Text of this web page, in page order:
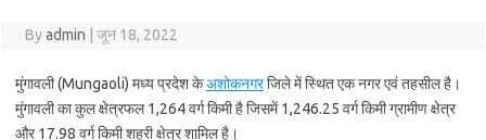
Byadmin जून 18, 2022
मुंगावली (Mungaoli) मध्य प्रदेश केअशोकनगरजिले में स्थित एक नगर एवं तहसील है।
मुंगावली का कुल क्षेत्रफल 1,264 वर्ग किमी है जिसमें 1,246.25 वर्ग किमी ग्रामीण क्षेत्र
और 17.98 वर्ग किमी शहरी क्षेत्र शामिल है।